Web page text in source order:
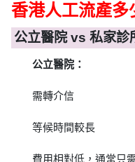
香港人工流產多
公立醫院 vs 私家診
公立醫院：
需轉介信
等候時間較長
費用相對低，通常只